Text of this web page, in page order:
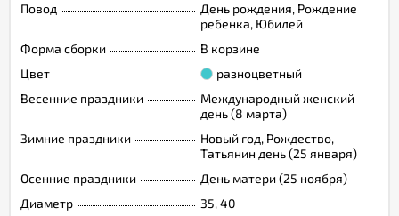
Повод
День рождения, Рождение
ребенка, Юбилей
Форма сборки
В корзине
Цвет
разноцветный
Весенние праздники
Международный женский
день (8 марта)
Зимние праздники
Новый год, Рождество,
Татьянин день (25 января)
Осенние праздники
День матери (25 ноября)
Диаметр
35, 40